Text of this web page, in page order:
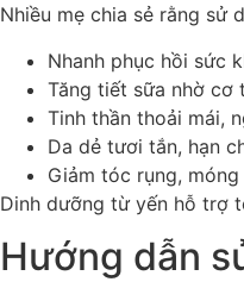
Nhiều mẹ chia sẻ rằng sử
Nhanh phục hồi sức
Tăng tiết sữa nhờ cơ
Tinh thần thoải mái,
Da dẻ tươi tắn, hạn
Giảm tóc rụng,
Dinh dưỡng từ yến hỗ trợ
Hướng dẫn